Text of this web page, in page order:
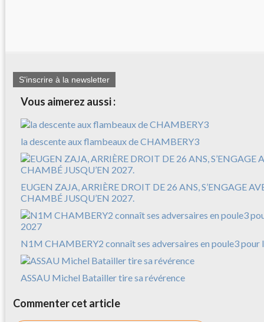
S'inscrire à la newsletter
Vous aimerez aussi :
la descente aux flambeaux de CHAMBERY3
EUGEN ZAJA, ARRIÈRE DROIT DE 26 ANS, S’ENGAGE
CHAMBÉ JUSQU’EN 2027.
N1M CHAMBERY2 connaît ses adversaires en poule3 pour
ASSAU Michel Batailler tire sa révérence
Commenter cet article